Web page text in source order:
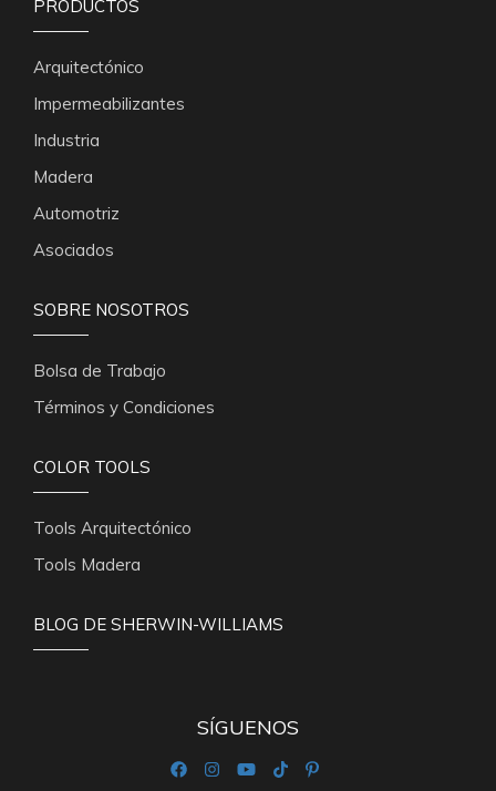
PRODUCTOS
Arquitectónico
Impermeabilizantes
Industria
Madera
Automotriz
Asociados
SOBRE NOSOTROS
Bolsa de Trabajo
Términos y Condiciones
COLOR TOOLS
Tools Arquitectónico
Tools Madera
BLOG DE SHERWIN-WILLIAMS
SÍGUENOS